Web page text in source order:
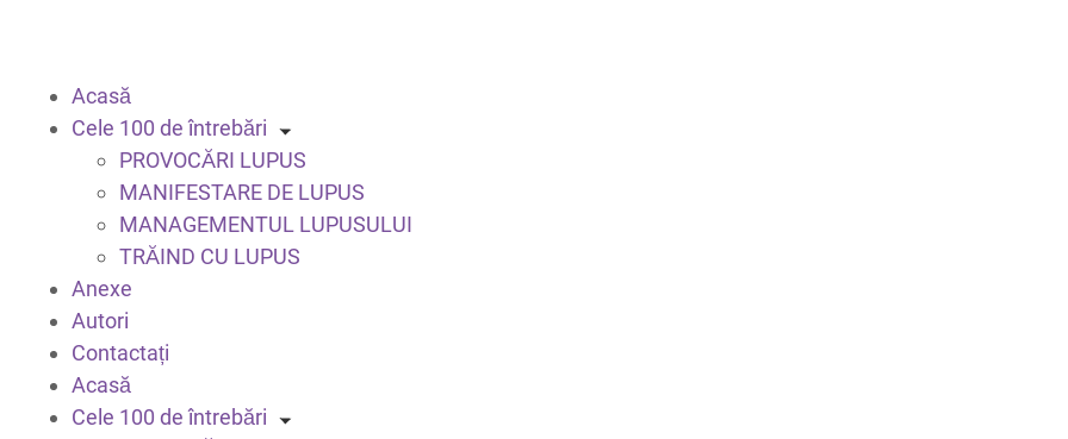
Acasă
Cele 100 de întrebări
PROVOCĂRI LUPUS
MANIFESTARE DE LUPUS
MANAGEMENTUL LUPUSULUI
TRĂIND CU LUPUS
Anexe
Autori
Contactați
Acasă
Cele 100 de întrebări